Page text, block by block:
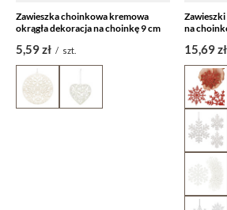
Zawieszka choinkowa kremowa
okrągła dekoracja na choinkę 9 cm
5,59 zł / szt.
na
15,69 zł